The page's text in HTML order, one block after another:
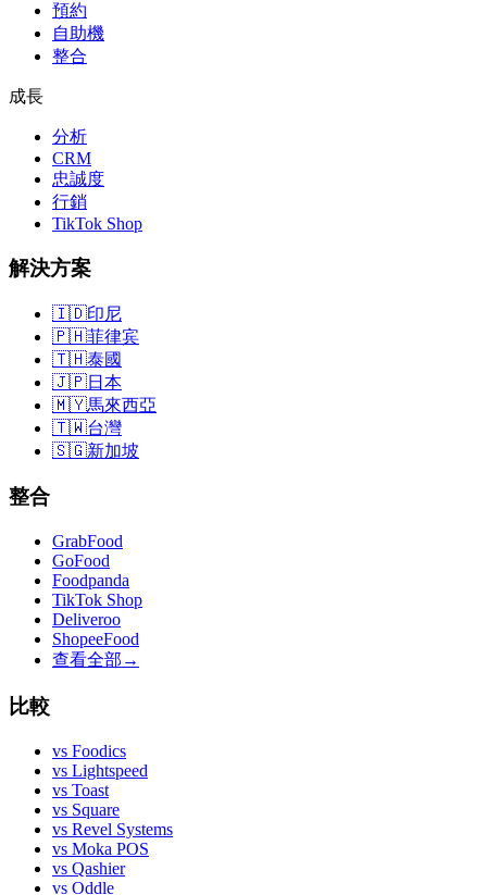
預約
自助機
整合
成長
分析
CRM
忠誠度
行銷
TikTok Shop
解決方案
🇮🇩印尼
🇵🇭菲律宾
🇹🇭泰國
🇯🇵日本
🇲🇾馬來西亞
🇹🇼台灣
🇸🇬新加坡
整合
GrabFood
GoFood
Foodpanda
TikTok Shop
Deliveroo
ShopeeFood
查看全部 →
比較
vs Foodics
vs Lightspeed
vs Toast
vs Square
vs Revel Systems
vs Moka POS
vs Qashier
vs Oddle